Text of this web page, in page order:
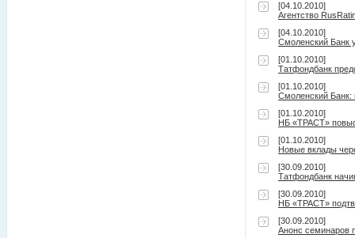
[04.10.2010]
Агентство
[04.10.2010]
Смоленский Банк
[01.10.2010]
Татфондбанк
[01.10.2010]
Смоленский Банк:
[01.10.2010]
НБ «ТРАСТ»
[01.10.2010]
Новые вклады
[30.09.2010]
Татфондбанк
[30.09.2010]
НБ «ТРАСТ»
[30.09.2010]
Анонс семинаров